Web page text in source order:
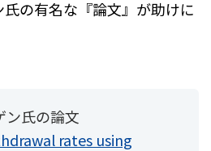
の有名な『論文』が助けに
ン氏の論文
rates using